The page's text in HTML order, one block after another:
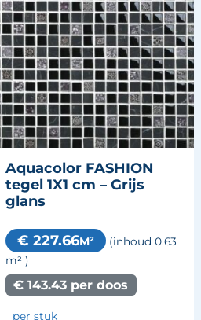
Aquacolor FASHION
tegel 1X1 cm – Grijs
glans
€ 227.66M²
(inhoud 0.63
m² )
€ 143.43 per doos
per stuk